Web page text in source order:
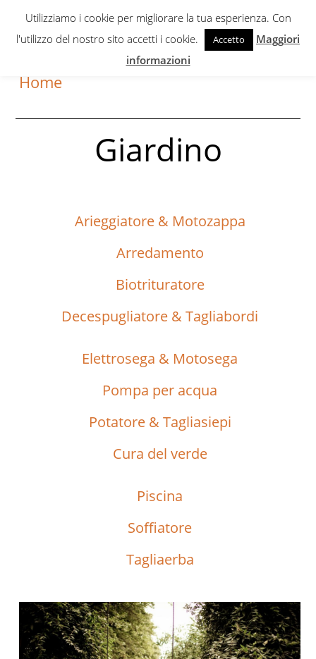
Skip
navigation
Skip
Home
Giardino
Arieggiatore & Motozappa
Arredamento
Biotrituratore
Decespugliatore & Tagliabordi
Elettrosega & Motosega
Pompa per acqua
Potatore & Tagliasiepi
Cura del verde
Piscina
Soffiatore
Tagliaerba
Utilizziamo i cookie per migliorare la tua esperienza. Con
l'utilizzo del nostro sito accetti i cookie.
Accetto
Maggiori
informazioni